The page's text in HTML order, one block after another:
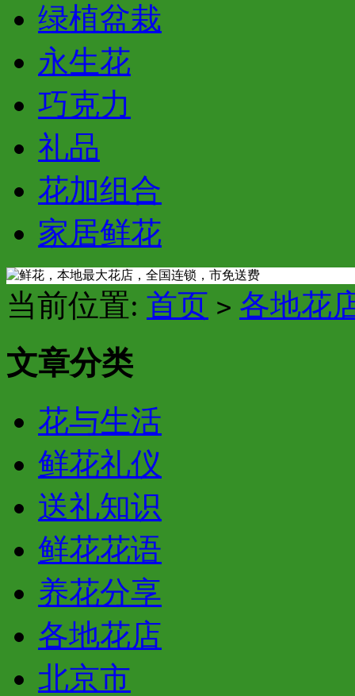
绿植盆栽
永生花
巧克力
礼品
花加组合
家居鲜花
当前位置: 首页 > 各地花
文章分类
花与生活
鲜花礼仪
送礼知识
鲜花花语
养花分享
各地花店
北京市